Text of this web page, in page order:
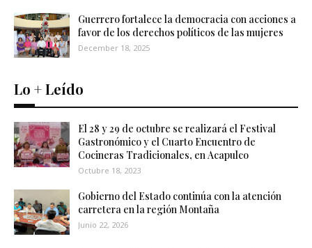
Guerrero fortalece la democracia con acciones a
favor de los derechos políticos de las mujeres
December 18, 2025
Lo + Leído
El 28 y 29 de octubre se realizará el Festival
Gastronómico y el Cuarto Encuentro de
Cocineras Tradicionales, en Acapulco
Octubre 18, 2023
Gobierno del Estado continúa con la atención
carretera en la región Montaña
Junio 22, 2026